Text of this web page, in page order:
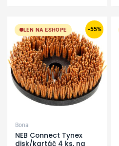
-55%
LEN NA ESHOPE
Bona
NEB Connect Tynex
disk/kartáč 4 ks, na
price
was:
399,99 €.
Current
price
is:
179,00 €.